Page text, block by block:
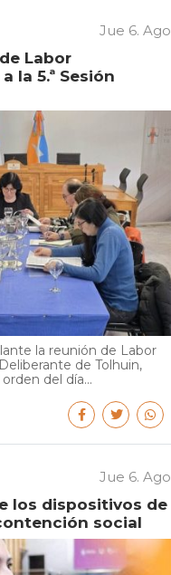
Jue 6. Ago
Labor
la 5.ª Sesión
la reunión de Labor
de Tolhuin,
del día...
Jue 6. Ago
los dispositivos de
social